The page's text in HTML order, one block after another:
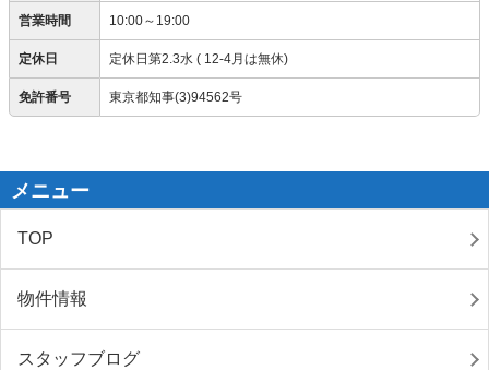
営業時間 10:00～19:00
定休日 定休日第2.3水 ( 12-4月は無休)
免許番号 東京都知事(3)94562号
メニュー
TOP
物件情報
スタッフブログ